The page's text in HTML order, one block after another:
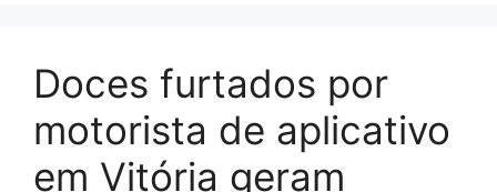
Doces furtados por
motorista de aplicativo
em Vitória geram